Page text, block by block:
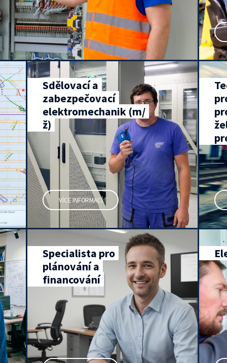
Sdělovací a
zabezpečovací
elektromechanik (m/
ž)
VÍCE INFORMACÍ
Specialista pro
plánování a
financování